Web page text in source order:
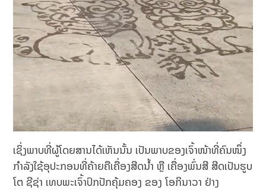
ເຊິ່ງພາບທີ່ຜູ້ໂດຍສານໄດ້ເຫັນນັ້ນ ເປັນພາບຂອງເຈົ້າໜ້າທີ່ຄົນໜຶ່ງ
ກຳລັງໃຊ້ອຸປະກອນທີ່ຄ້າຍຄືເຄື່ອງສີດນໍ້າ ຫຼື ເຄື່ອງພົ່ນສີ ສີດເປັນຮູບ
ໂຕ ຊີຊ່າ ເທບພະເຈົ້າປົກປັກຄຸ້ມຄອງ ຂອງ ໂອກິນາວາ ຢ່າງ